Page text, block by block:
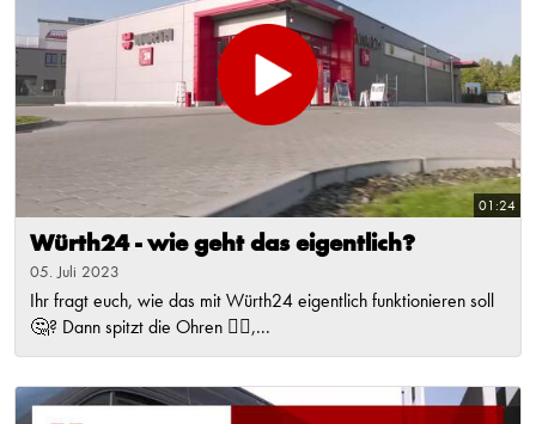
01:24
Würth24 - wie geht das eigentlich?
05. Juli 2023
Ihr fragt euch, wie das mit Würth24 eigentlich funktionieren soll
🤔? Dann spitzt die Ohren 👂🏻,...